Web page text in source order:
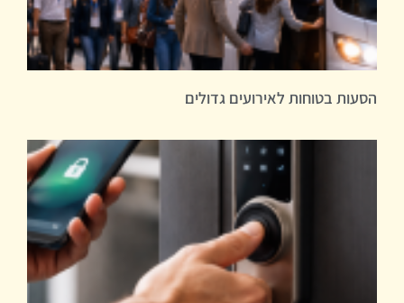
הסעות בטוחות לאירועים גדולים